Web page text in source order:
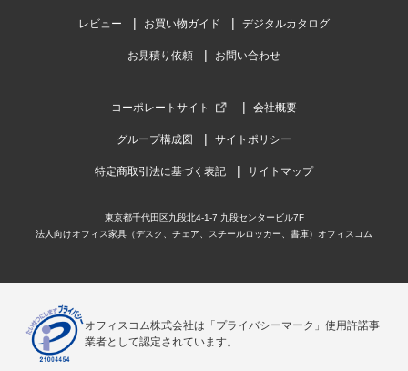
レビュー お買い物ガイド デジタルカタログ
お見積り依頼 お問い合わせ
コーポレートサイト 会社概要
グループ構成図 サイトポリシー
特定商取引法に基づく表記 サイトマップ
東京都千代田区九段北4-1-7 九段センタービル7F
法人向けオフィス家具（デスク、チェア、スチールロッカー、書庫）オフィスコム
オフィスコム株式会社は「プライバシーマーク」使用許諾事
業者として認定されています。